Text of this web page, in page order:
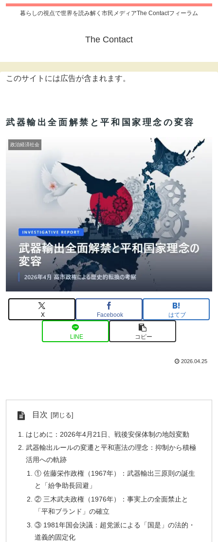
暮らしの視点で世界を読み解く市民メディアThe Contactフィーラム
The Contact
このサイトには広告が含まれます。
武器輸出全面解禁と平和国家理念の変容
政治経済社会
X Facebook はてブ
LINE コピー
2026.04.25
目次
はじめに：2026年4月21日、戦後安保体制の地殻変動
武器輸出ルールの変遷と平和憲法の理念：抑制から積極
活用への軌跡
① 佐藤栄作政権（1967年）：武器輸出三原則の誕生
と「紛争助長回避」
② 三木武夫政権（1976年）：事実上の全面禁止と
「平和ブランド」の確立
③ 1981年国会決議：超党派による「国是」の法的・
道義的固定化